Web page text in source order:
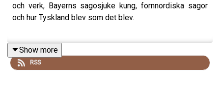
och verk, Bayerns sagosjuke kung, fornnordiska sagor
och hur Tyskland blev som det blev.
Bild: Richard Wagner i München
Show more
RSS